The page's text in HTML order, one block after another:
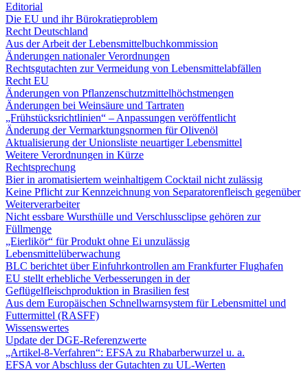
Editorial
Die EU und ihr Bürokratieproblem
Recht Deutschland
Aus der Arbeit der Lebensmittelbuchkommission
Änderungen nationaler Verordnungen
Rechtsgutachten zur Vermeidung von Lebensmittelabfällen
Recht EU
Änderungen von Pflanzenschutzmittelhöchstmengen
Änderungen bei Weinsäure und Tartraten
„Frühstücksrichtlinien“ – Anpassungen veröffentlicht
Änderung der Vermarktungsnormen für Olivenöl
Aktualisierung der Unionsliste neuartiger Lebensmittel
Weitere Verordnungen in Kürze
Rechtsprechung
Bier in aromatisiertem weinhaltigem Cocktail nicht zulässig
Keine Pflicht zur Kennzeichnung von Separatorenfleisch gegenüber
Weiterverarbeiter
Nicht essbare Wursthülle und Verschlussclipse gehören zur
Füllmenge
„Eierlikör“ für Produkt ohne Ei unzulässig
Lebensmittelüberwachung
BLC berichtet über Einfuhrkontrollen am Frankfurter Flughafen
EU stellt erhebliche Verbesserungen in der
Geflügelfleischproduktion in Brasilien fest
Aus dem Europäischen Schnellwarnsystem für Lebensmittel und
Futtermittel (RASFF)
Wissenswertes
Update der DGE-Referenzwerte
„Artikel-8-Verfahren“: EFSA zu Rhabarberwurzel u. a.
EFSA vor Abschluss der Gutachten zu UL-Werten